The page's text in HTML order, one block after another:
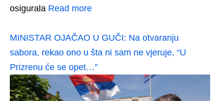
osigurala Read more
MINISTAR OJAČAO U GUČI: Na otvaranju
sabora, rekao ono u šta ni sam ne vjeruje, “U
Prizrenu će se opet…”